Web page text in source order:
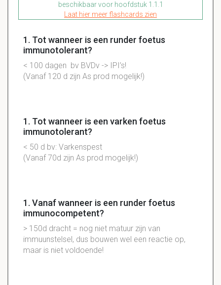
beschikbaar voor hoofdstuk 1.1.1
Laat hier meer flashcards zien
1. Tot wanneer is een runder foetus
immunotolerant?
< 100 dagen bv BVDv -> IPI’s!
(Vanaf 120 d zijn As prod mogelijk!)
1. Tot wanneer is een varken foetus
immunotolerant?
< 50 d bv: Varkenspest
(Vanaf 70d zijn As prod mogelijk!)
1. Vanaf wanneer is een runder foetus
immunocompetent?
> 150d dracht = nog niet matuur zijn van
immuunstelsel, dus bouwen wel een reactie op,
maar is niet voldoende!